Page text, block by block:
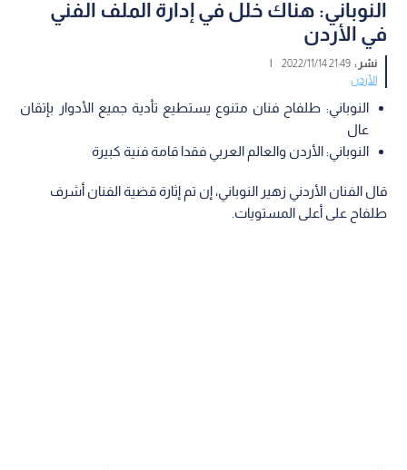
النوباني: هناك خلل في إدارة الملف الفني
في الأردن
نشر :21:49 2022/11/14
|
الأردن
النوباني: طلفاح فنان متنوع يستطيع تأدية جميع الأدوار بإتقان
عال
النوباني: الأردن والعالم العربي فقدا قامة فنية كبيرة
قال الفنان الأردني زهير النوباني، إن تم إثارة قضية الفنان أشرف
طلفاح على أعلى المستويات.